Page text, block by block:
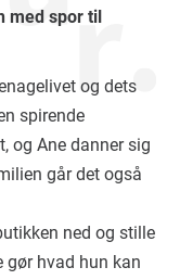
med spor til
og dets
spirende
og Ane danner sig
går det også
ned og stille
gør hvad hun kan